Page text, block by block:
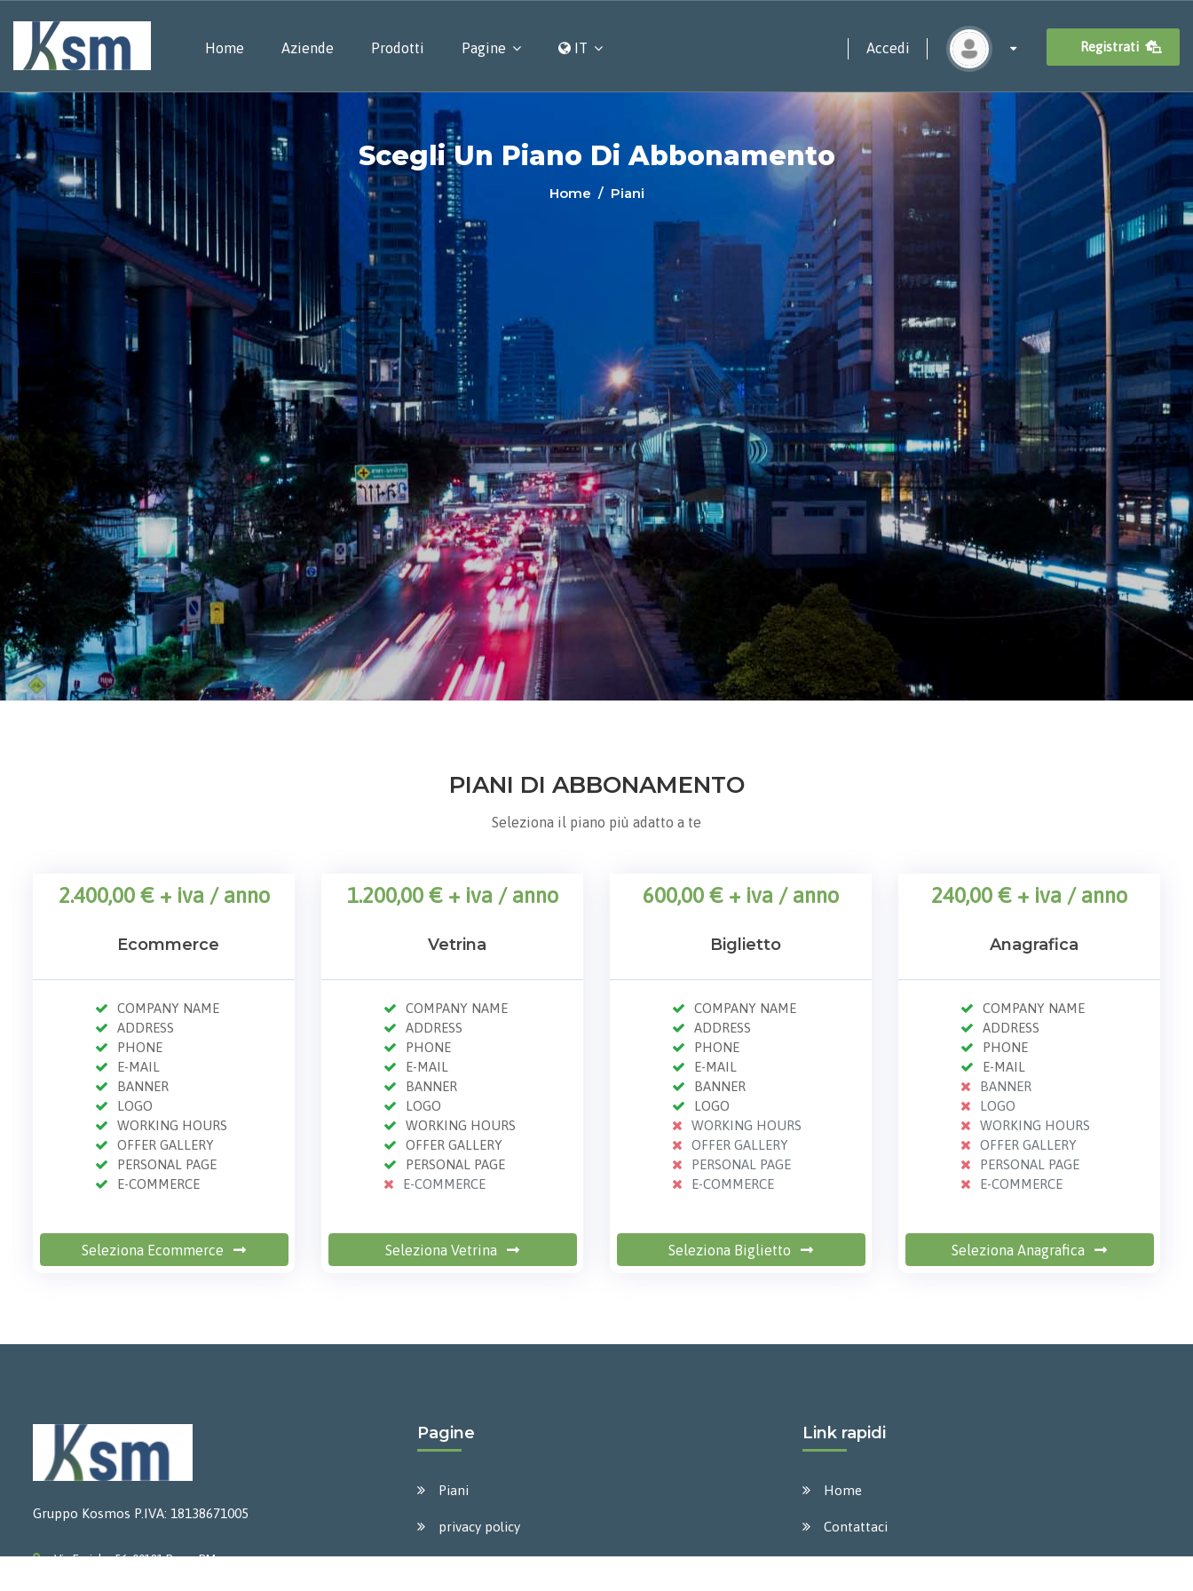
Home Aziende Prodotti Pagine IT Registrati
Accedi
Scegli Un Piano Di Abbonamento
Home / Piani
PIANI DI ABBONAMENTO
Seleziona il piano più adatto a te
2.400,00 € + iva/ anno
Ecommerce
COMPANY NAME
ADDRESS
PHONE
E-MAIL
BANNER
LOGO
WORKING HOURS
OFFER GALLERY
PERSONAL PAGE
E-COMMERCE
Seleziona Ecommerce
1.200,00 € + iva/ anno
Vetrina
COMPANY NAME
ADDRESS
PHONE
E-MAIL
BANNER
LOGO
WORKING HOURS
OFFER GALLERY
PERSONAL PAGE
E-COMMERCE
Seleziona Vetrina
600,00 € + iva / anno
Biglietto
COMPANY NAME
ADDRESS
PHONE
E-MAIL
BANNER
LOGO
WORKING HOURS
OFFER GALLERY
PERSONAL PAGE
E-COMMERCE
Seleziona Biglietto
240,00 € + iva / anno
Anagrafica
COMPANY NAME
ADDRESS
PHONE
E-MAIL
BANNER
LOGO
WORKING HOURS
OFFER GALLERY
PERSONAL PAGE
E-COMMERCE
Seleziona Anagrafica
Gruppo Kosmos P.IVA: 18138671005
Via Eurialo, 56, 00181 Roma RM
Pagine
Piani
privacy policy
Link rapidi
Home
Contattaci